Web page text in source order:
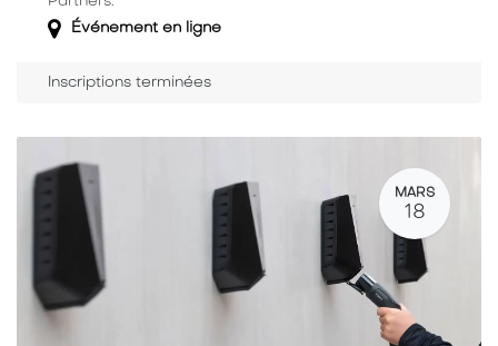
Événement en ligne
Inscriptions terminées
MARS
18